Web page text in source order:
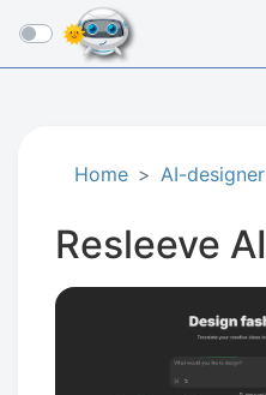
☰
Home AI-designer
Resleeve AI